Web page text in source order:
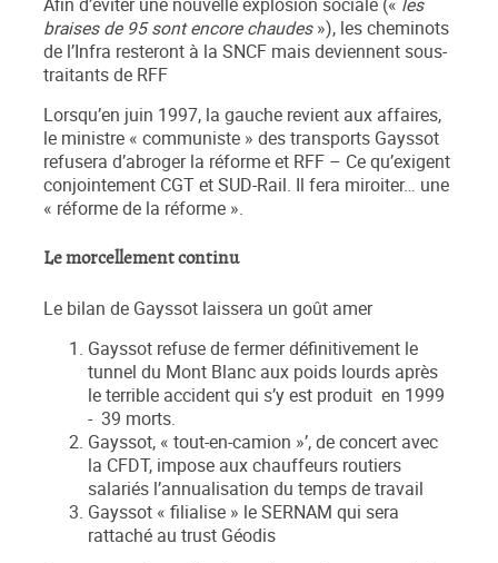
Afin d’éviter une nouvelle explosion sociale (« les
braises de 95 sont encore chaudes»), les cheminots
de l’Infra resteront à la SNCF mais deviennent sous-
traitants de RFF
Lorsqu’en juin 1997, la gauche revient aux affaires,
le ministre « communiste » des transports Gayssot
refusera d’abroger la réforme et RFF – Ce qu’exigent
conjointement CGT et SUD-Rail. Il fera miroiter… une
« réforme de la réforme ».
Le morcellement continu
Le bilan de Gayssot laissera un goût amer
Gayssot refuse de fermer définitivement le
tunnel du Mont Blanc aux poids lourds après
le terrible accident qui s’y est produit en 1999
- 39 morts.
Gayssot, « tout-en-camion »’, de concert avec
la CFDT, impose aux chauffeurs routiers
salariés l’annualisation du temps de travail
Gayssot « filialise » le SERNAM qui sera
rattaché au trust Géodis